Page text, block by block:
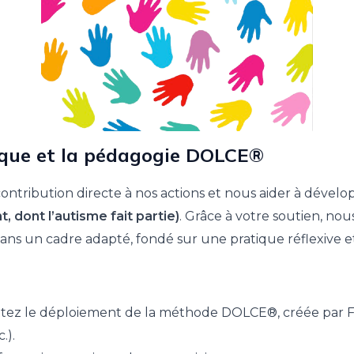
et la pédagogie DOLCE®
directe à nos actions et nous aider à
dont l’autisme fait partie). Grâce à votre soutien,
un cadre adapté, fondé sur une pratique réflexive
le déploiement de la méthode DOLCE®, créée par